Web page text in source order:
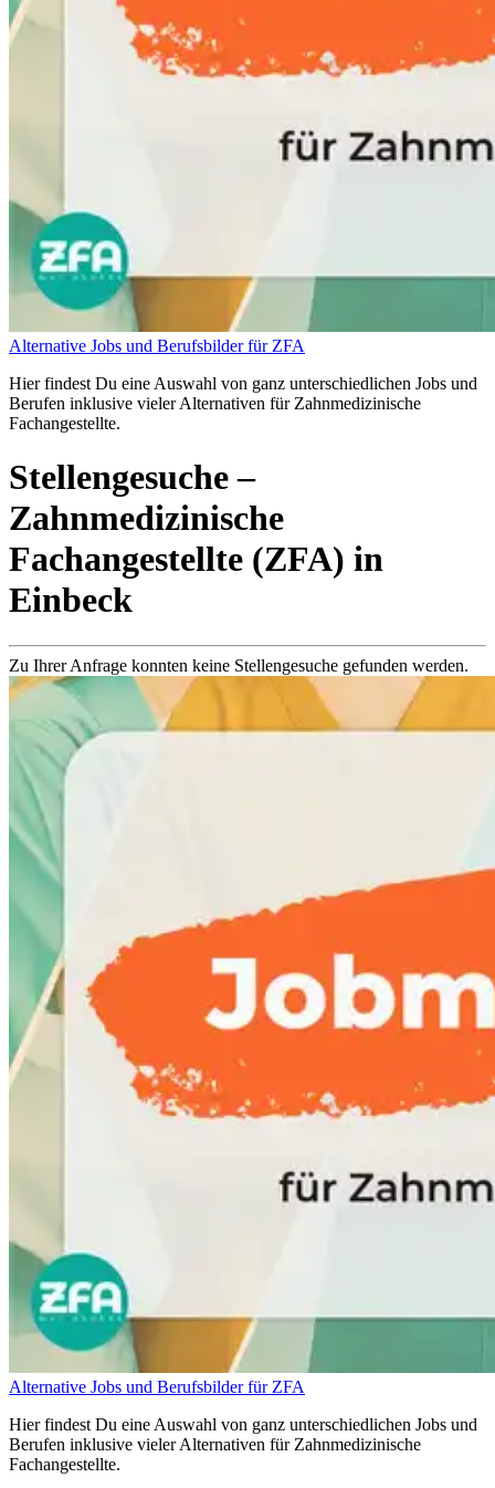
Alternative Jobs und Berufsbilder für ZFA
Hier findest Du eine Auswahl von ganz unterschiedlichen Jobs und
Berufen inklusive vieler Alternativen für Zahnmedizinische
Fachangestellte.
Stellengesuche–
Zahnmedizinische
Fachangestellte (ZFA) in
Einbeck
Zu Ihrer Anfrage konnten keine Stellengesuche gefunden werden.
Alternative Jobs und Berufsbilder für ZFA
Hier findest Du eine Auswahl von ganz unterschiedlichen Jobs und
Berufen inklusive vieler Alternativen für Zahnmedizinische
Fachangestellte.